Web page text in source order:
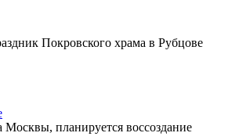
Покровского храма в Рубцове
Москвы, планируется воссоздание